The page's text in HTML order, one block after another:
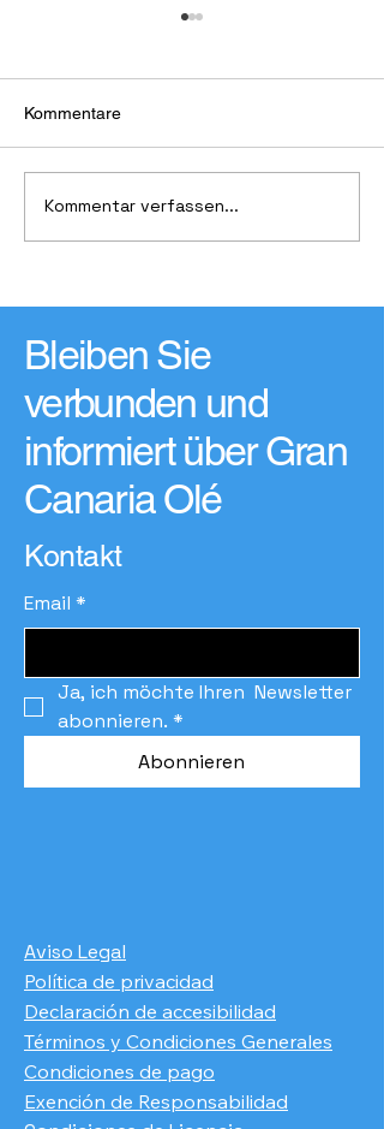
Farbenfrohe Kunstspende
Kommentare
Kommentar verfassen...
Bleiben Sie
verbunden und
informiert über Gran
Canaria Olé
Kontakt
Email *
Ja, ich möchte Ihren  Newsletter
abonnieren. *
Abonnieren
Aviso Legal
Política de privacidad
Declaración de accesibilidad
Términos y Condiciones Generales
Condiciones de pago
​Exención de Responsabilidad